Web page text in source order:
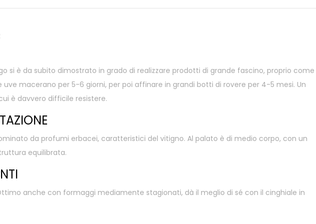
si è da subito dimostrato in grado di realizzare prodotti di grande fascino, proprio come
macerano per 5-6 giorni, per poi affinare in grandi botti di rovere per 4-5 mesi. Un
è davvero difficile resistere.
da profumi erbacei, caratteristici del vitigno. Al palato è di medio corpo, con un
equilibrata.
anche con formaggi mediamente stagionati, dà il meglio di sé con il cinghiale in